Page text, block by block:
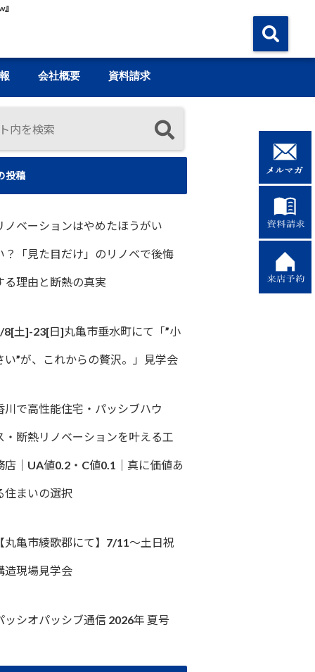
会社概要 資料請求
投稿
ノベーションはやめたほうがい
？「見た目だけ」のリノベで後悔
る理由と断熱の真実
8[土]-23[日]丸亀市垂水町にて「”小
い”が、これからの贅沢。」見学会
川で高性能住宅・パッシブハウ
・断熱リノベーションを叶える工
店｜UA値0.2・C値0.1｜真に価値あ
住まいの選択
丸亀市綾歌郡にて】7/11～土日祝
造現場見学会
ッシオパッシブ通信 2026年 夏号